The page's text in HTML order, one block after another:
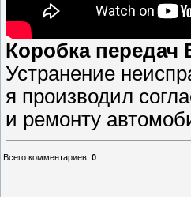
Коробка передач
Устранение
я производил
и ремонту
Всего комментариев: 0